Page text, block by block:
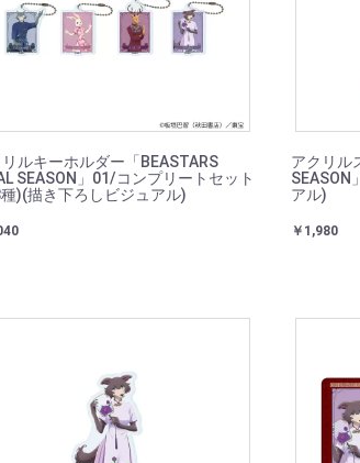
ルキーホルダー「BEASTARS
SEASON」01/コンプリートセット
)(描き下ろしビジュアル)
アクリル
SEASON
アル)
￥1,980